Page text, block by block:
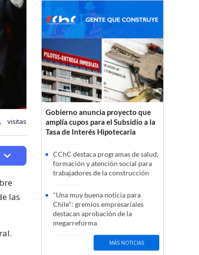
visitas
las
Gobierno anuncia proyecto que
amplía cupos para el Subsidio a la
Tasa de Interés Hipotecaria
CChC destaca programas de salud,
formación y atención social para
trabajadores de la construcción
"Una muy buena noticia para
Chile": gremios empresariales
destacan aprobación de la
megarreforma
MÁS NOTICIAS